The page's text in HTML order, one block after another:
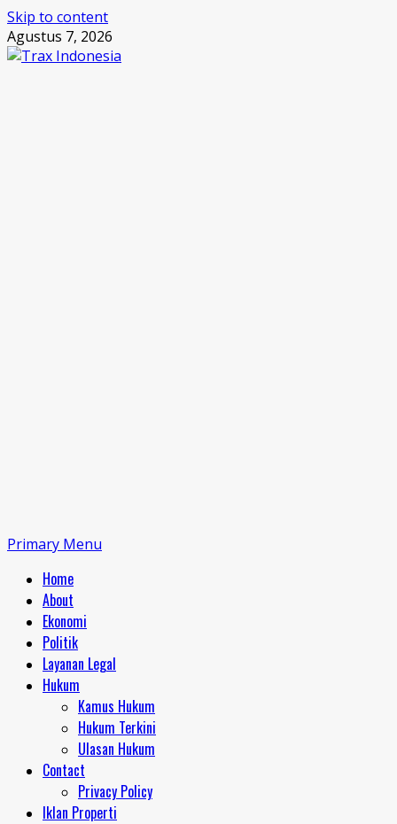
Skip to content
Agustus 7, 2026
Primary Menu
Home
About
Ekonomi
Politik
Layanan Legal
Hukum
Kamus Hukum
Hukum Terkini
Ulasan Hukum
Contact
Privacy Policy
Iklan Properti